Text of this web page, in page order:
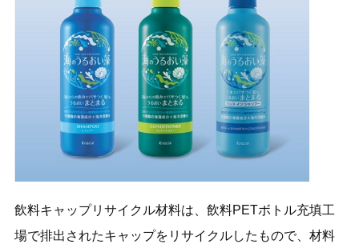
飲料キャップリサイクル材料は、飲料PETボトル充填工
場で排出されたキャップをリサイクルしたもので、材料